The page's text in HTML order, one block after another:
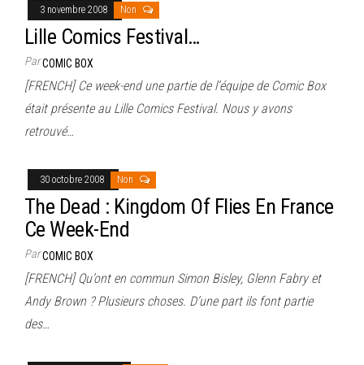
3 novembre 2008 Non
Lille Comics Festival…
ParCOMIC BOX
[FRENCH] Ce week-end une partie de l’équipe de Comic Box
était présente au Lille Comics Festival. Nous y avons
retrouvé…
30 octobre 2008 Non
The Dead : Kingdom Of Flies En France
Ce Week-End
ParCOMIC BOX
[FRENCH] Qu’ont en commun Simon Bisley, Glenn Fabry et
Andy Brown ? Plusieurs choses. D’une part ils font partie
des…